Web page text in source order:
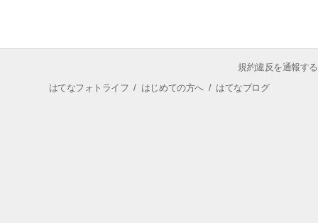
規約違反を通報する
はてなフォトライフ / はじめての方へ/ はてなブログ